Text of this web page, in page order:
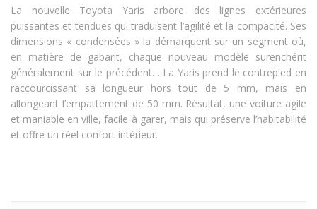
La nouvelle Toyota Yaris arbore des lignes extérieures
puissantes et tendues qui traduisent l’agilité et la compacité. Ses
dimensions « condensées » la démarquent sur un segment où,
en matière de gabarit, chaque nouveau modèle surenchérit
généralement sur le précédent… La Yaris prend le contrepied en
raccourcissant sa longueur hors tout de 5 mm, mais en
allongeant l’empattement de 50 mm. Résultat, une voiture agile
et maniable en ville, facile à garer, mais qui préserve l’habitabilité
et offre un réel confort intérieur.